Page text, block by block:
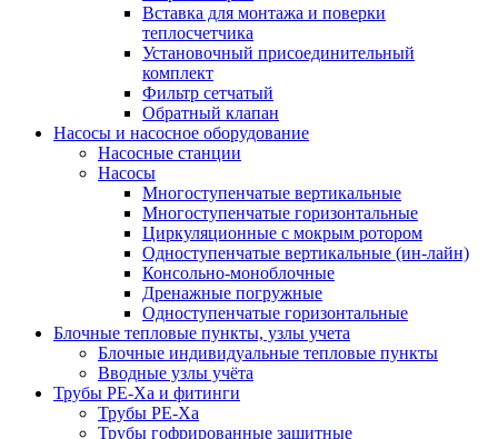
Вставка для монтажа и поверки
теплосчетчика
Установочный присоединительный
комплект
Фильтр сетчатый
Обратный клапан
Насосы и насосное оборудование
Насосные станции
Насосы
Многоступенчатые вертикальные
Многоступенчатые горизонтальные
Циркуляционные с мокрым ротором
Одноступенчатые вертикальные (ин-лайн)
Консольно-моноблочные
Дренажные погружные
Одноступенчатые горизонтальные
Блочные тепловые пункты, узлы учета
Блочные индивидуальные тепловые пункты
Вводные узлы учёта
Трубы РЕ-Ха и фитинги
Трубы РЕ-Ха
Трубы гофрированные защитные